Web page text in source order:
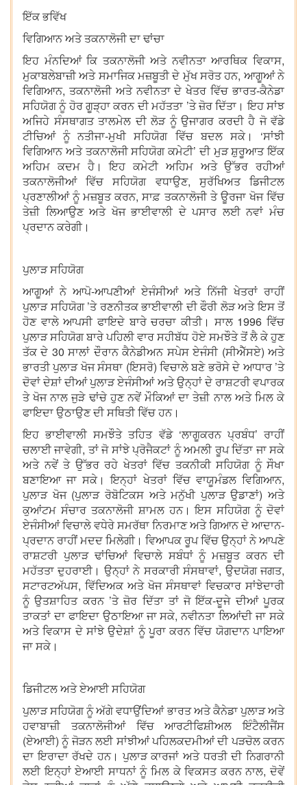
ਇੱਕ ਭਵਿੱਖ
ਵਿਗਿਆਨ ਅਤੇ ਤਕਨਾਲੋਜੀ ਦਾ ਢਾਂਚਾ
ਇਹ ਮੰਨਦਿਆਂ ਕਿ ਤਕਨਾਲੋਜੀ ਅਤੇ ਨਵੀਨਤਾ ਆਰਥਿਕ ਵਿਕਾਸ,
ਮੁਕਾਬਲੇਬਾਜ਼ੀ ਅਤੇ ਸਮਾਜਿਕ ਮਜ਼ਬੂਤੀ ਦੇ ਮੁੱਖ ਸਰੋਤ ਹਨ, ਆਗੂਆਂ ਨੇ
ਵਿਗਿਆਨ, ਤਕਨਾਲੋਜੀ ਅਤੇ ਨਵੀਨਤਾ ਦੇ ਖੇਤਰ ਵਿੱਚ ਭਾਰਤ-ਕੈਨੇਡਾ
ਸਹਿਯੋਗ ਨੂੰ ਹੋਰ ਗੂੜ੍ਹਾ ਕਰਨ ਦੀ ਮਹੱਤਤਾ ’ਤੇ ਜ਼ੋਰ ਦਿੱਤਾ। ਇਹ ਸਾਂਝ
ਅਜਿਹੇ ਸੰਸਥਾਗਤ ਤਾਲਮੇਲ ਦੀ ਲੋੜ ਨੂੰ ਉਜਾਗਰ ਕਰਦੀ ਹੈ ਜੋ ਵੱਡੇ
ਟੀਚਿਆਂ ਨੂੰ ਨਤੀਜਾ-ਮੁਖੀ ਸਹਿਯੋਗ ਵਿੱਚ ਬਦਲ ਸਕੇ। ‘ਸਾਂਝੀ
ਵਿਗਿਆਨ ਅਤੇ ਤਕਨਾਲੋਜੀ ਸਹਿਯੋਗ ਕਮੇਟੀ’ ਦੀ ਮੁੜ ਸ਼ੁਰੂਆਤ ਇੱਕ
ਅਹਿਮ ਕਦਮ ਹੈ। ਇਹ ਕਮੇਟੀ ਅਹਿਮ ਅਤੇ ਉੱਭਰ ਰਹੀਆਂ
ਤਕਨਾਲੋਜੀਆਂ ਵਿੱਚ ਸਹਿਯੋਗ ਵਧਾਉਣ, ਸੁਰੱਖਿਅਤ ਡਿਜੀਟਲ
ਪ੍ਰਣਾਲੀਆਂ ਨੂੰ ਮਜ਼ਬੂਤ ਕਰਨ, ਸਾਫ਼ ਤਕਨਾਲੋਜੀ ਤੇ ਊਰਜਾ ਖੋਜ ਵਿੱਚ
ਤੇਜ਼ੀ ਲਿਆਉਣ ਅਤੇ ਖੋਜ ਭਾਈਵਾਲੀ ਦੇ ਪਸਾਰ ਲਈ ਨਵਾਂ ਮੰਚ
ਪ੍ਰਦਾਨ ਕਰੇਗੀ।
ਪੁਲਾੜ ਸਹਿਯੋਗ
ਆਗੂਆਂ ਨੇ ਆਪੋ-ਆਪਣੀਆਂ ਏਜੰਸੀਆਂ ਅਤੇ ਨਿੱਜੀ ਖੇਤਰਾਂ ਰਾਹੀਂ
ਪੁਲਾੜ ਸਹਿਯੋਗ ’ਤੇ ਰਣਨੀਤਕ ਭਾਈਵਾਲੀ ਦੀ ਫੌਰੀ ਲੋੜ ਅਤੇ ਇਸ ਤੋਂ
ਹੋਣ ਵਾਲੇ ਆਪਸੀ ਫਾਇਦੇ ਬਾਰੇ ਚਰਚਾ ਕੀਤੀ। ਸਾਲ 1996 ਵਿੱਚ
ਪੁਲਾੜ ਸਹਿਯੋਗ ਬਾਰੇ ਪਹਿਲੀ ਵਾਰ ਸਹੀਬੱਧ ਹੋਏ ਸਮਝੌਤੇ ਤੋਂ ਲੈ ਕੇ ਹੁਣ
ਤੱਕ ਦੇ 30 ਸਾਲਾਂ ਦੌਰਾਨ ਕੈਨੇਡੀਅਨ ਸਪੇਸ ਏਜੰਸੀ (ਸੀਐੱਸਏ) ਅਤੇ
ਭਾਰਤੀ ਪੁਲਾੜ ਖੋਜ ਸੰਸਥਾ (ਇਸਰੋ) ਵਿਚਾਲੇ ਬਣੇ ਭਰੋਸੇ ਦੇ ਆਧਾਰ ’ਤੇ
ਦੋਵਾਂ ਦੇਸ਼ਾਂ ਦੀਆਂ ਪੁਲਾੜ ਏਜੰਸੀਆਂ ਅਤੇ ਉਨ੍ਹਾਂ ਦੇ ਰਾਸ਼ਟਰੀ ਵਪਾਰਕ
ਤੇ ਖੋਜ ਨਾਲ ਜੁੜੇ ਢਾਂਚੇ ਹੁਣ ਨਵੇਂ ਮੌਕਿਆਂ ਦਾ ਤੇਜ਼ੀ ਨਾਲ ਅਤੇ ਮਿਲ ਕੇ
ਫਾਇਦਾ ਉਠਾਉਣ ਦੀ ਸਥਿਤੀ ਵਿੱਚ ਹਨ।
ਇਹ ਭਾਈਵਾਲੀ ਸਮਝੌਤੇ ਤਹਿਤ ਵੱਡੇ ‘ਲਾਗੂਕਰਨ ਪ੍ਰਬੰਧ’ ਰਾਹੀਂ
ਚਲਾਈ ਜਾਵੇਗੀ, ਤਾਂ ਜੋ ਸਾਂਝੇ ਪ੍ਰੋਜੈਕਟਾਂ ਨੂੰ ਅਮਲੀ ਰੂਪ ਦਿੱਤਾ ਜਾ ਸਕੇ
ਅਤੇ ਨਵੇਂ ਤੇ ਉੱਭਰ ਰਹੇ ਖੇਤਰਾਂ ਵਿੱਚ ਤਕਨੀਕੀ ਸਹਿਯੋਗ ਨੂੰ ਸੌਖਾ
ਬਣਾਇਆ ਜਾ ਸਕੇ। ਇਨ੍ਹਾਂ ਖੇਤਰਾਂ ਵਿੱਚ ਵਾਯੂਮੰਡਲ ਵਿਗਿਆਨ,
ਪੁਲਾੜ ਖੋਜ (ਪੁਲਾੜ ਰੋਬੋਟਿਕਸ ਅਤੇ ਮਨੁੱਖੀ ਪੁਲਾੜ ਉਡਾਣਾਂ) ਅਤੇ
ਕੁਆਂਟਮ ਸੰਚਾਰ ਤਕਨਾਲੋਜੀ ਸ਼ਾਮਲ ਹਨ। ਇਸ ਸਹਿਯੋਗ ਨੂੰ ਦੋਵਾਂ
ਏਜੰਸੀਆਂ ਵਿਚਾਲੇ ਵਧੇਰੇ ਸਮਰੱਥਾ ਨਿਰਮਾਣ ਅਤੇ ਗਿਆਨ ਦੇ ਆਦਾਨ-
ਪ੍ਰਦਾਨ ਰਾਹੀਂ ਮਦਦ ਮਿਲੇਗੀ। ਵਿਆਪਕ ਰੂਪ ਵਿੱਚ ਉਨ੍ਹਾਂ ਨੇ ਆਪਣੇ
ਰਾਸ਼ਟਰੀ ਪੁਲਾੜ ਢਾਂਚਿਆਂ ਵਿਚਾਲੇ ਸਬੰਧਾਂ ਨੂੰ ਮਜ਼ਬੂਤ ਕਰਨ ਦੀ
ਮਹੱਤਤਾ ਦੁਹਰਾਈ। ਉਨ੍ਹਾਂ ਨੇ ਸਰਕਾਰੀ ਸੰਸਥਾਵਾਂ, ਉਦਯੋਗ ਜਗਤ,
ਸਟਾਰਟਅੱਪਸ, ਵਿੱਦਿਅਕ ਅਤੇ ਖੋਜ ਸੰਸਥਾਵਾਂ ਵਿਚਕਾਰ ਸਾਂਝੇਦਾਰੀ
ਨੂੰ ਉਤਸ਼ਾਹਿਤ ਕਰਨ ’ਤੇ ਜ਼ੋਰ ਦਿੱਤਾ ਤਾਂ ਜੋ ਇੱਕ-ਦੂਜੇ ਦੀਆਂ ਪੂਰਕ
ਤਾਕਤਾਂ ਦਾ ਫਾਇਦਾ ਉਠਾਇਆ ਜਾ ਸਕੇ, ਨਵੀਨਤਾ ਲਿਆਂਦੀ ਜਾ ਸਕੇ
ਅਤੇ ਵਿਕਾਸ ਦੇ ਸਾਂਝੇ ਉਦੇਸ਼ਾਂ ਨੂੰ ਪੂਰਾ ਕਰਨ ਵਿੱਚ ਯੋਗਦਾਨ ਪਾਇਆ
ਜਾ ਸਕੇ।
ਡਿਜੀਟਲ ਅਤੇ ਏਆਈ ਸਹਿਯੋਗ
ਪੁਲਾੜ ਸਹਿਯੋਗ ਨੂੰ ਅੱਗੇ ਵਧਾਉਂਦਿਆਂ ਭਾਰਤ ਅਤੇ ਕੈਨੇਡਾ ਪੁਲਾੜ ਅਤੇ
ਹਵਾਬਾਜ਼ੀ ਤਕਨਾਲੋਜੀਆਂ ਵਿੱਚ ਆਰਟੀਫਿਸ਼ੀਅਲ ਇੰਟੈਲੀਜੈਂਸ
(ਏਆਈ) ਨੂੰ ਜੋੜਨ ਲਈ ਸਾਂਝੀਆਂ ਪਹਿਲਕਦਮੀਆਂ ਦੀ ਪੜਚੋਲ ਕਰਨ
ਦਾ ਇਰਾਦਾ ਰੱਖਦੇ ਹਨ। ਪੁਲਾੜ ਕਾਰਜਾਂ ਅਤੇ ਧਰਤੀ ਦੀ ਨਿਗਰਾਨੀ
ਲਈ ਇਨ੍ਹਾਂ ਏਆਈ ਸਾਧਨਾਂ ਨੂੰ ਮਿਲ ਕੇ ਵਿਕਸਤ ਕਰਨ ਨਾਲ, ਦੋਵੇਂ